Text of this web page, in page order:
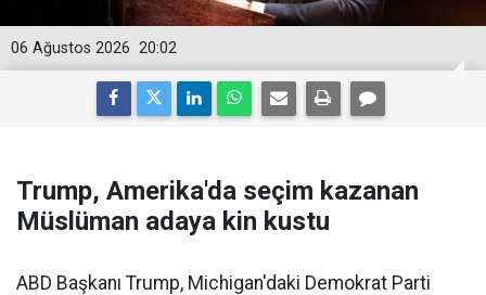
20:02
06 Ağustos 2026
Trump, Amerika'da seçim kazanan
Müslüman adaya kin kustu
ABD Başkanı Trump, Michigan'daki Demokrat Parti